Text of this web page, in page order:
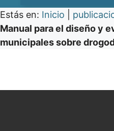
Estás en: Inicio
Manual para el diseño y
municipales sobre